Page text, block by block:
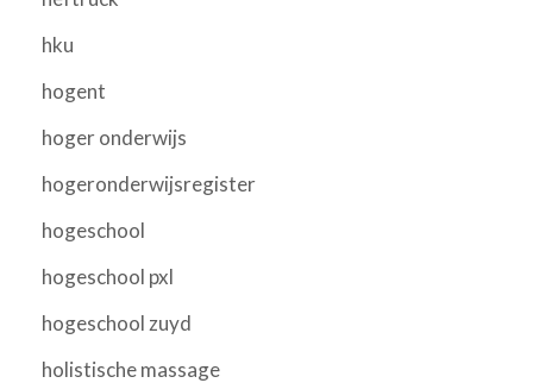
hku
hogent
hoger onderwijs
hogeronderwijsregister
hogeschool
hogeschool pxl
hogeschool zuyd
holistische massage